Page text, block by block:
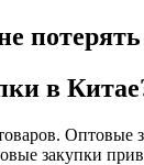
в
Оптовые
закупки